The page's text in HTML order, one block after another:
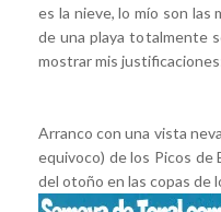
es la nieve, lo mío son las
de una playa totalmente
mostrar mis
Arranco con una vista
equivoco) de los Picos de
del otoño en las copas de